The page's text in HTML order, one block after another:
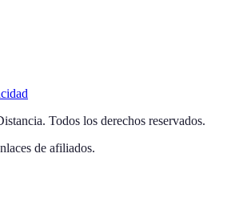
. Todos los derechos reservados.
de afiliados.